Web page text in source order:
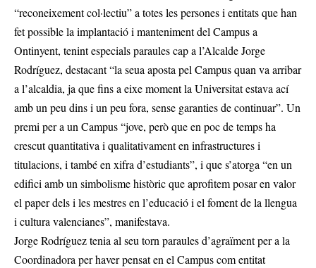
“reconeixement col·lectiu” a totes les persones i entitats que han
fet possible la implantació i manteniment del Campus a
Ontinyent, tenint especials paraules cap a l’Alcalde Jorge
Rodríguez, destacant “la seua aposta pel Campus quan va arribar
a l’alcaldia, ja que fins a eixe moment la Universitat estava ací
amb un peu dins i un peu fora, sense garanties de continuar”. Un
premi per a un Campus “jove, però que en poc de temps ha
crescut quantitativa i qualitativament en infrastructures i
titulacions, i també en xifra d’estudiants”, i que s’atorga “en un
edifici amb un simbolisme històric que aprofitem posar en valor
el paper dels i les mestres en l’educació i el foment de la llengua
i cultura valencianes”, manifestava.
Jorge Rodríguez tenia al seu torn paraules d’agraïment per a la
Coordinadora per haver pensat en el Campus com entitat